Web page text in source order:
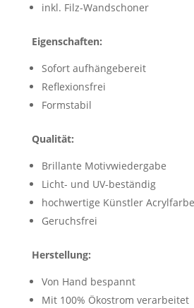
inkl. Filz-Wandschoner
Eigenschaften:
Sofort aufhängebereit
Reflexionsfrei
Formstabil
Qualität:
Brillante Motivwiedergabe
Licht- und UV-beständig
hochwertige Künstler
Geruchsfrei
Herstellung:
Von Hand bespannt
Mit 100% Ökostrom verarbeitet